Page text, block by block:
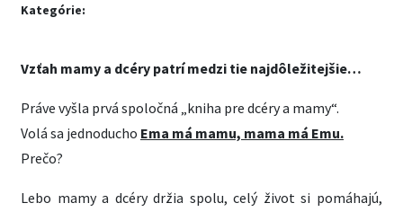
Kategórie:
Vzťah mamy a dcéry patrí medzi tie najdôležitejšie…
Práve vyšla prvá spoločná „kniha pre dcéry a mamy“.
Volá sa jednoducho Ema má mamu, mama má Emu.
Prečo?
Lebo mamy a dcéry držia spolu, celý život si pomáhajú,